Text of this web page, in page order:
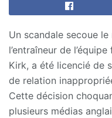
Un scandale secoue
l’entraîneur de
Kirk, a été licencié de
de relation
Cette décision
plusieurs médias